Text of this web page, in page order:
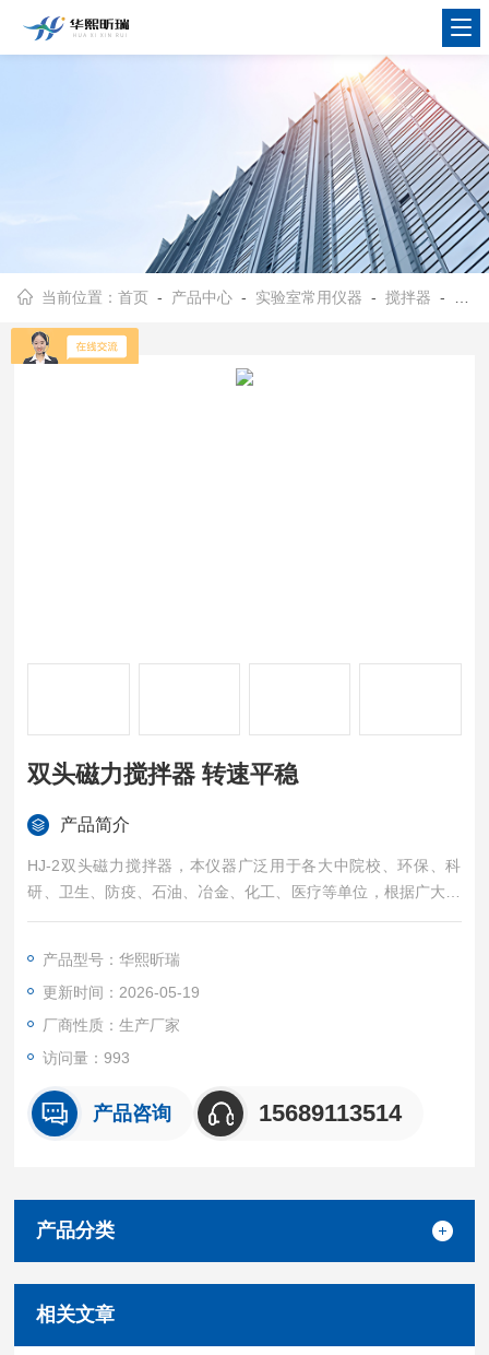
当前位置：首页 - 产品中心 - 实验室常用仪器 -搅拌器 - 华熙昕瑞双头磁力搅拌器 转速平稳
双头磁力搅拌器 转速平稳
产品简介
HJ-2双头磁力搅拌器，本仪器广泛用于各大中院校、环保、科
研、卫生、防疫、石油、冶金、化工、医疗等单位，根据广大用
户要求设计有二连、四连、六连等多连可加热搅拌恒温控制。使
声低、搅拌，是实验室化验人员理想的工具。 双头磁力搅拌器
转速平稳
产品型号：华熙昕瑞
更新时间：2026-05-19
厂商性质：生产厂家
访问量：993
产品咨询 15689113514
产品分类
相关文章